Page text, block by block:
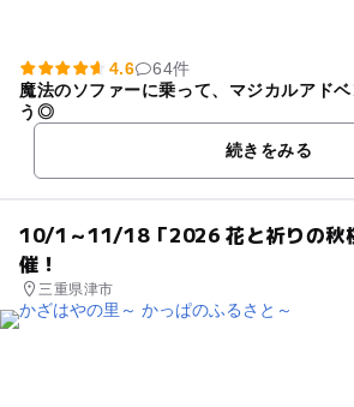
4.6
64件
魔法のソファーに乗って、マジカルアド
う◎
続きをみる
10/1～11/18「2026 花と祈りの秋
催！
三重県津市